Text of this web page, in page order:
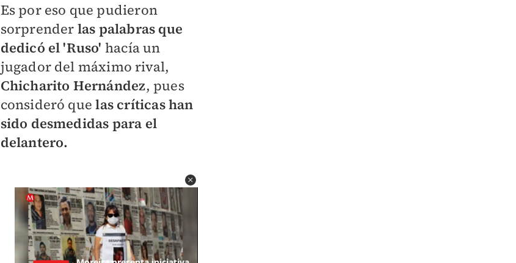
Es por eso que pudieron
sorprender las palabras que
dedicó el 'Ruso' hacía un
jugador del máximo rival,
Chicharito Hernández, pues
consideró quelas críticas han
sido desmedidas para el
delantero.